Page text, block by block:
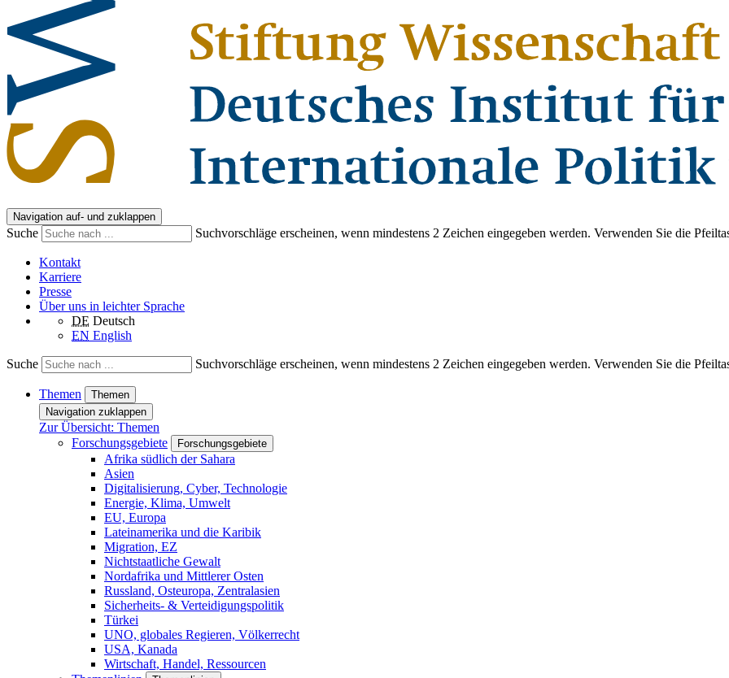
Navigation auf- und zuklappen
Suche Suchvorschläge erscheinen, wenn mindestens 2 Zeichen eingegeben werden. Verwenden Sie die
Kontakt
Karriere
Presse
Über uns in leichter Sprache
DE Deutsch
EN English
Suche Suchvorschläge erscheinen, wenn mindestens 2 Zeichen eingegeben werden. Verwenden Sie die
Themen
Themen
Navigation zuklappen
Zur Übersicht: Themen
Forschungsgebiete
Forschungsgebiete
Afrika südlich der Sahara
Asien
Digitalisierung, Cyber, Technologie
Energie, Klima, Umwelt
EU, Europa
Lateinamerika und die Karibik
Migration, EZ
Nichtstaatliche Gewalt
Nordafrika und Mittlerer Osten
Russland, Osteuropa, Zentralasien
Sicherheits- & Verteidigungspolitik
Türkei
UNO, globales Regieren, Völkerrecht
USA, Kanada
Wirtschaft, Handel, Ressourcen